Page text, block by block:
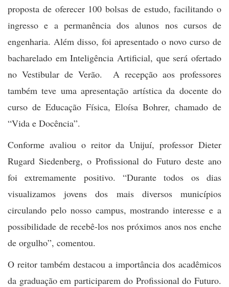
proposta de oferecer 100 bolsas de estudo, facilitando o
ingresso e a permanência dos alunos nos cursos de
engenharia. Além disso, foi apresentado o novo curso de
bacharelado em Inteligência Artificial, que será ofertado
no Vestibular de Verão. A recepção aos professores
também teve uma apresentação artística da docente do
curso de Educação Física, Eloísa Bohrer, chamado de
“Vida e Docência”.
Conforme avaliou o reitor da Unijuí, professor Dieter
Rugard Siedenberg, o Profissional do Futuro deste ano
foi extremamente positivo. “Durante todos os dias
visualizamos jovens dos mais diversos municípios
circulando pelo nosso campus, mostrando interesse e a
possibilidade de recebê-los nos próximos anos nos enche
de orgulho”, comentou.
O reitor também destacou a importância dos acadêmicos
da graduação em participarem do Profissional do Futuro.